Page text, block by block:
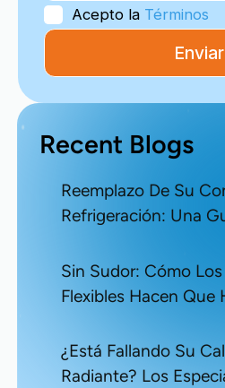
Acepto la Términos
Recent Blogs
Reemplazo De Su
Refrigeración: Una
Sin Sudor: Cómo
Flexibles Hacen Que
¿Está Fallando Su
Radiante? Los